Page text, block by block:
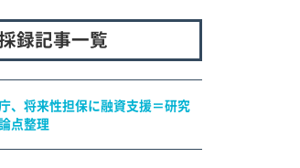
録記事一覧
、将来性担保に融資支援＝研究
点整理